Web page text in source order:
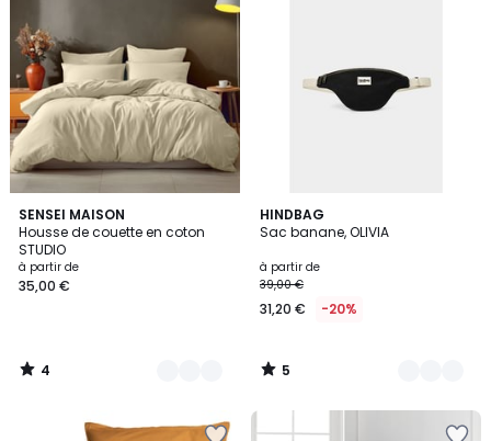
SENSEI MAISON
Housse de couette en coton
STUDIO
à partir de
35,00 €
4
/
5
18
Couleurs
4
/
HINDBAG
Sac banane, OLIVIA
à partir de
39,00 €
31,20 € -20%
5
/
17
Couleurs
5
/